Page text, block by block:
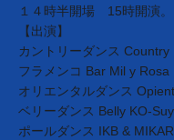
１４時半開場 15時開演。
【出演】
カントリーダンス Country
フラメンコ Bar Mil y Rosa
オリエンタルダンス
ベリーダンス Belly KO-
ポールダンス IKB &